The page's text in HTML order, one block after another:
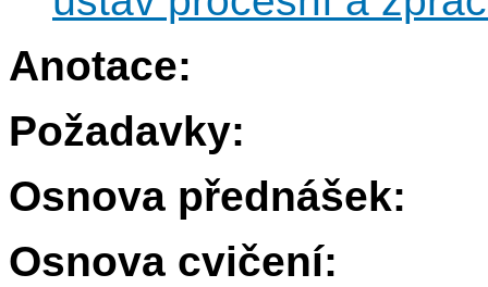
Anotace:
Požadavky:
Osnova přednášek:
Osnova cvičení: